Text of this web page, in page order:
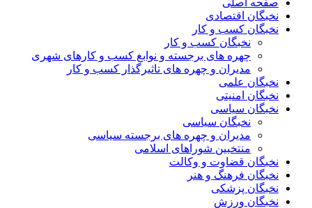
صفحه اصلی
نخبگان اقتصادی
نخبگان کسب و کار
نخبگان کسب و کار
چهره های برجسته و نوابغ کسب و کارهای شهری
مدیران و چهره های تاثیرگذار کسب و کار
نخبگان علمی
نخبگان امنیتی
نخبگان سیاسی
نخبگان سیاسی
مدیران و چهره های برجسته سیاسی
منتخبین شوراهای اسلامی
نخبگان قضاوت و وکالت
نخبگان فرهنگ و هنر
نخبگان پزشکی
نخبگان ورزش